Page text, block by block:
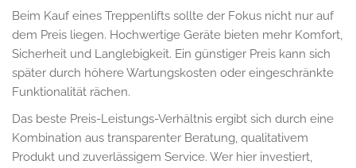
Beim Kauf eines Treppenlifts sollte der Fokus nicht nur auf
dem Preis liegen. Hochwertige Geräte bieten mehr Komfort,
Sicherheit und Langlebigkeit. Ein günstiger Preis kann sich
später durch höhere Wartungskosten oder eingeschränkte
Funktionalität rächen.
Das beste Preis-Leistungs-Verhältnis ergibt sich durch eine
Kombination aus transparenter Beratung, qualitativem
Produkt und zuverlässigem Service. Wer hier investiert,